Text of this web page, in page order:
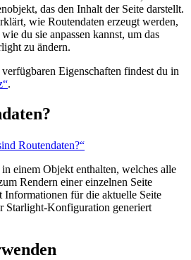
das den Inhalt der Seite darstellt.
wie Routendaten erzeugt werden,
du sie anpassen kannst, um das
zu ändern.
Eigenschaften findest du in
.
Routendaten?“
einem Objekt enthalten, welches alle
Rendern einer einzelnen Seite
Informationen für die aktuelle Seite
Starlight-Konfiguration generiert